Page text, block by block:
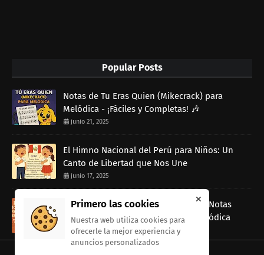
Popular Posts
Notas de Tu Eras Quien (Mikecrack) para
Melódica - ¡Fáciles y Completas! 🎶
junio 21, 2025
El Himno Nacional del Perú para Niños: Un
Canto de Libertad que Nos Une
junio 17, 2025
Rap Dancin (Canción de Ratatouille) Notas
musicales Fáciles para Tocar con Melódica
junio 13, 2025
Primero las cookies
Nuestra web utiliza cookies para
ofrecerle la mejor experiencia y
anuncios personalizados